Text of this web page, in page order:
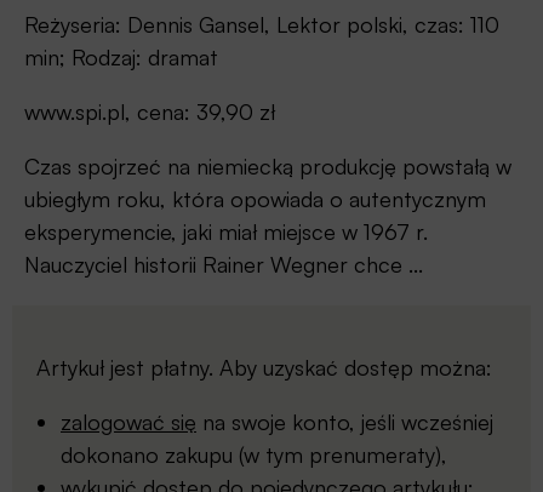
Reżyseria: Dennis Gansel, Lektor polski, czas: 110
min; Rodzaj: dramat
www.spi.pl, cena: 39,90 zł
Czas spojrzeć na niemiecką produkcję powstałą w
ubiegłym roku, która opowiada o autentycznym
eksperymencie, jaki miał miejsce w 1967 r.
Nauczyciel historii Rainer Wegner chce ...
Artykuł jest płatny. Aby uzyskać dostęp można:
zalogować się na swoje konto, jeśli wcześniej
dokonano zakupu (w tym prenumeraty),